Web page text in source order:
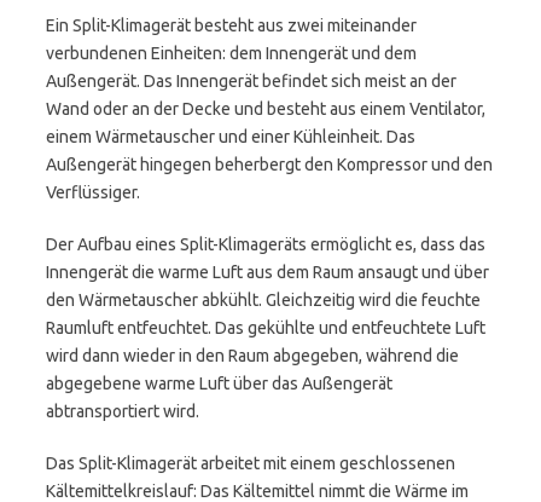
Ein Split-Klimagerät besteht aus zwei miteinander
verbundenen Einheiten: dem Innengerät und dem
Außengerät. Das Innengerät befindet sich meist an der
Wand oder an der Decke und besteht aus einem Ventilator,
einem Wärmetauscher und einer Kühleinheit. Das
Außengerät hingegen beherbergt den Kompressor und den
Verflüssiger.
Der Aufbau eines Split-Klimageräts ermöglicht es, dass das
Innengerät die warme Luft aus dem Raum ansaugt und über
den Wärmetauscher abkühlt. Gleichzeitig wird die feuchte
Raumluft entfeuchtet. Das gekühlte und entfeuchtete Luft
wird dann wieder in den Raum abgegeben, während die
abgegebene warme Luft über das Außengerät
abtransportiert wird.
Das Split-Klimagerät arbeitet mit einem geschlossenen
Kältemittelkreislauf: Das Kältemittel nimmt die Wärme im